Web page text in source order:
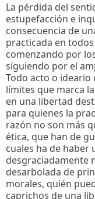
La pérdida del
estupefacción e
consecuencia de
practicada en
comenzando por
siguiendo por el
Todo acto o ideario
límites que marca
en una libertad
para quienes la
razón no son más
ética, que han de
cuales ha de haber
desgraciadamente
desarbolada de
morales, quién
caprichos de una